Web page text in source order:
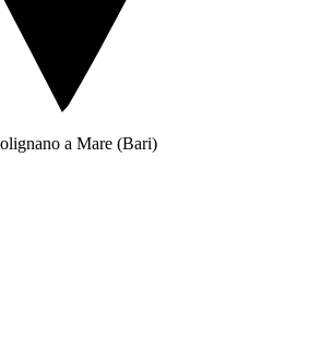
a Mare (Bari)